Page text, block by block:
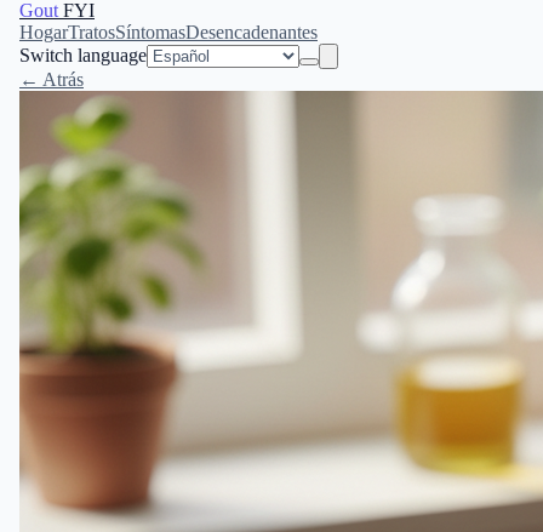
Gout FYI
HogarTratosSíntomasDesencadenantes
Switch language
← Atrás